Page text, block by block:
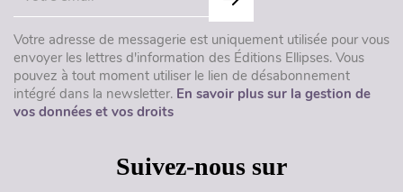
Votre adresse de messagerie est uniquement utilisée pour vous
envoyer les lettres d'information des Éditions Ellipses. Vous
pouvez à tout moment utiliser le lien de désabonnement
intégré dans la newsletter. En savoir plus sur la gestion de
vos données et vos droits
Suivez-nous sur